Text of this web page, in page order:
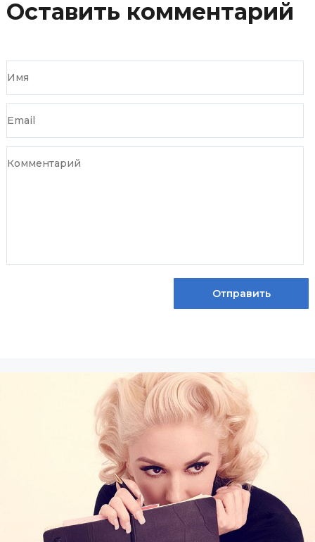
Оставить комментарий